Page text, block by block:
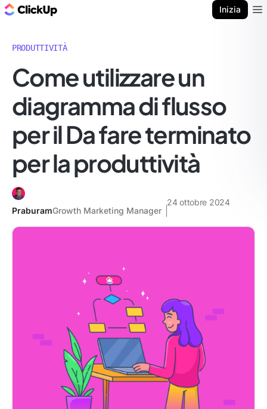
Inizia
PRODUTTIVITÀ
Come utilizzare un
diagramma di flusso
per il Da fare terminato
per la produttività
PraburamGrowth Marketing Manager
24 ottobre 2024